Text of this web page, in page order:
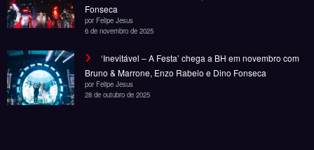
Noticias Entretenimento
Além do Horizonte
Comunicação e Marketing | Powered BySpiceThemes